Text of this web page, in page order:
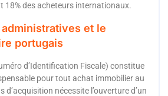
18% des acheteurs internationaux.
et le
portugais
d’Identification Fiscale) constitue
pour tout achat immobilier au
d’acquisition nécessite l’ouverture d’un